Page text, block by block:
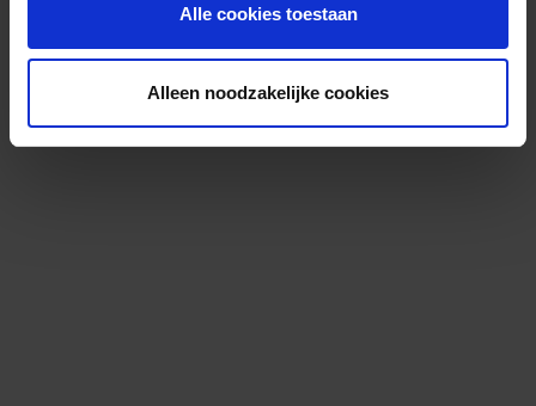
Alle cookies toestaan
Alleen noodzakelijke cookies